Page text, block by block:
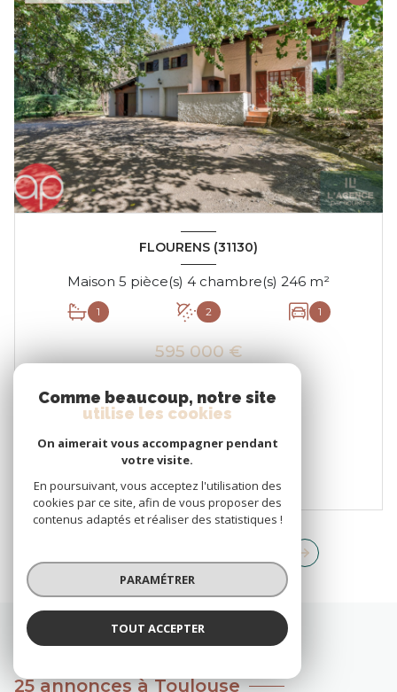
FLOURENS (31130)
Maison 5 pièce(s) 4 chambre(s) 246 m²
1 2 1
595 000 €
L'AGENCE PARTICULIERE
VOIR LE BIEN
25 annonces à Toulouse
Comme beaucoup, notre site
utilise les cookies
On aimerait vous accompagner pendant
votre visite.
En poursuivant, vous acceptez l'utilisation des
cookies par ce site, afin de vous proposer des
contenus adaptés et réaliser des statistiques !
PARAMÉTRER
TOUT ACCEPTER